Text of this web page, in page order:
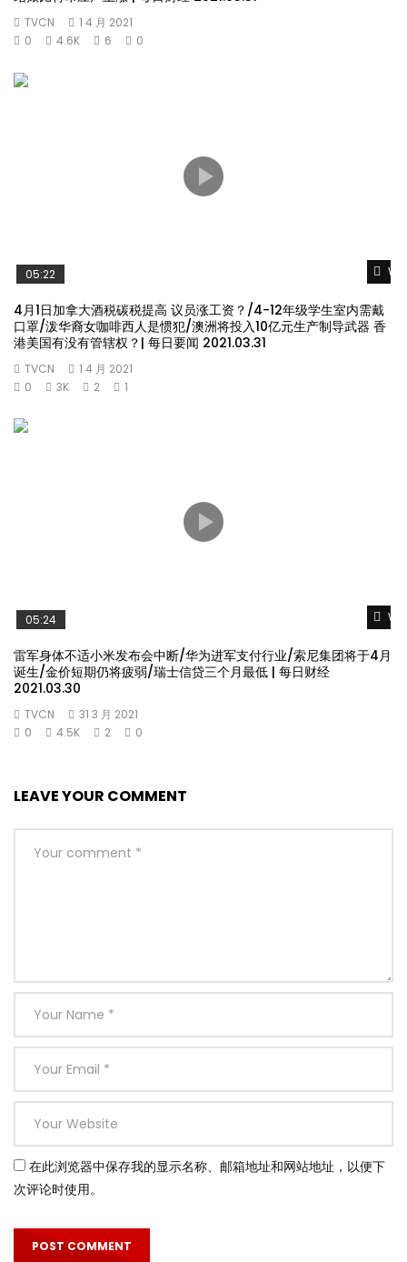
TVCN
1 4 月 2021
0
4.6K 6 0
05:22
4月1日加拿大酒税碳税提高 议员涨工资？/4-12年级学生室内需戴
口罩/泼华裔女咖啡西人是惯犯/澳洲将投入10亿元生产制导武器 香
港美国有没有管辖权？| 每日要闻 2021.03.31
TVCN
1 4 月 2021
0
3K 2 1
05:24
雷军身体不适小米发布会中断/华为进军支付行业/索尼集团将于4月
诞生/金价短期仍将疲弱/瑞士信贷三个月最低 | 每日财经
2021.03.30
TVCN
31 3 月 2021
0
4.5K 2 0
LEAVE YOUR COMMENT
在此浏览器中保存我的显示名称、邮箱地址和网站地址，以便下
次评论时使用。